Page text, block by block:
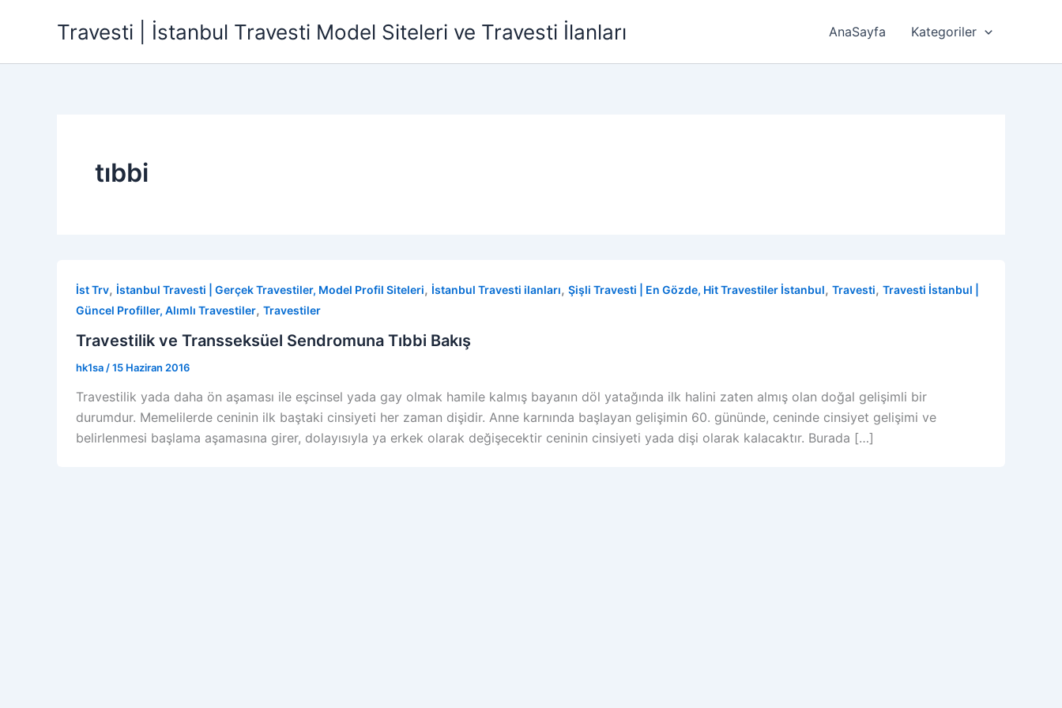
Travesti | İstanbul Travesti Model Siteleri ve Travesti İlanları AnaSayfa Kategoriler
tıbbi
İst Trv, İstanbul Travesti | Gerçek Travestiler, Model Profil Siteleri, İstanbul Travesti ilanları, Şişli Travesti | En Gözde, Hit Travestiler İstanbul, Travesti, Travesti İstanbul |
Güncel Profiller, Alımlı Travestiler, Travestiler
Travestilik ve Transseksüel Sendromuna Tıbbi Bakış
hk1sa /15 Haziran 2016
Travestilik yada daha ön aşaması ile eşcinsel yada gay olmak hamile kalmış bayanın döl yatağında ilk halini zaten almış olan doğal gelişimli bir
durumdur. Memelilerde ceninin ilk baştaki cinsiyeti her zaman dişidir. Anne karnında başlayan gelişimin 60. gününde, ceninde cinsiyet gelişimi ve
belirlenmesi başlama aşamasına girer, dolayısıyla ya erkek olarak değişecektir ceninin cinsiyeti yada dişi olarak kalacaktır. Burada […]